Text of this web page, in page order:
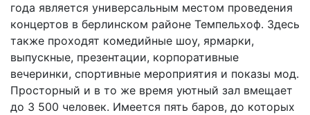
года является универсальным местом проведения
концертов в берлинском районе Темпельхоф. Здесь
также проходят комедийные шоу, ярмарки,
выпускные, презентации, корпоративные
вечеринки, спортивные мероприятия и показы мод.
Просторный и в то же время уютный зал вмещает
до 3 500 человек. Имеется пять баров, до которых